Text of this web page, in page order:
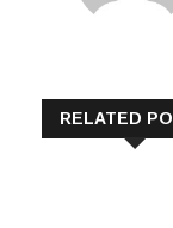
RELATED